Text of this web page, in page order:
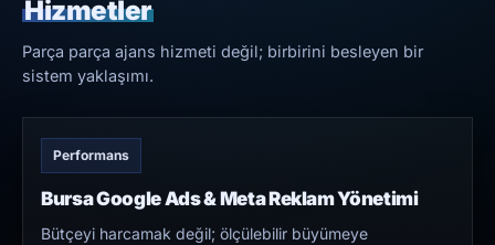
Hizmetler
Parça parça ajans hizmeti değil; birbirini besleyen bir
sistem yaklaşımı.
Performans
Bursa Google Ads & Meta Reklam Yönetimi
Bütçeyi harcamak değil; ölçülebilir büyümeye